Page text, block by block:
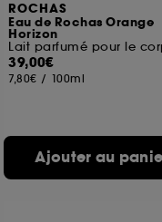
ROCHAS
Eau de Rochas Orange
Horizon
Lait parfumé pour le
39,00€
7,80€ / 100ml
Ajouter au